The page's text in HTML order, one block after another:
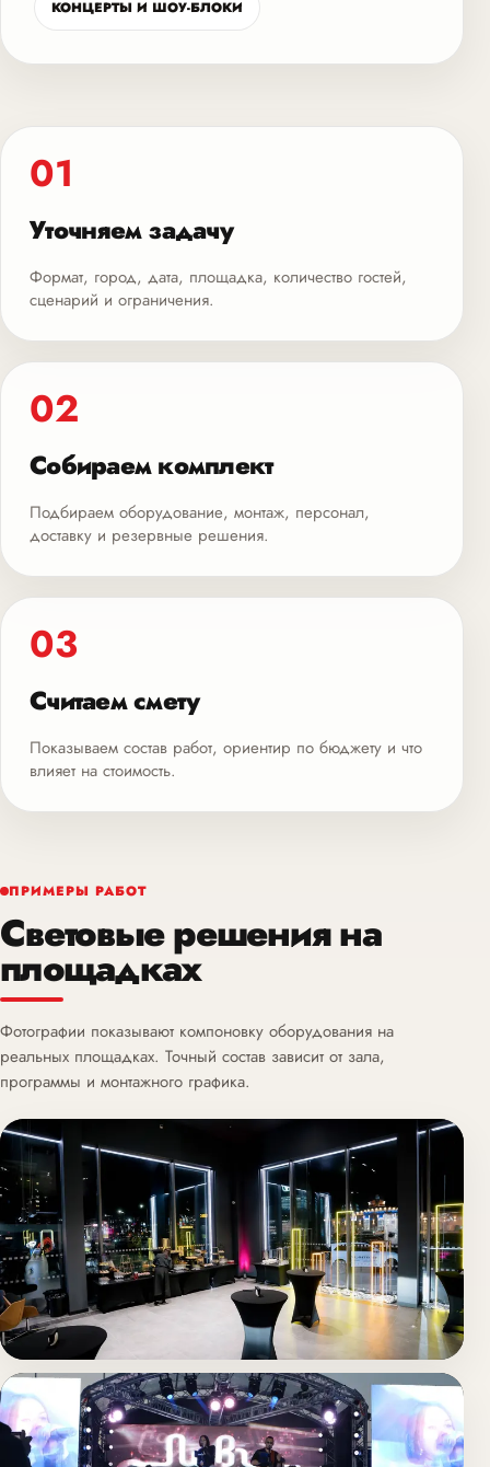
КОНЦЕРТЫ И ШОУ-БЛОКИ
01
Уточняем задачу
Формат, город, дата, площадка, количество гостей,
сценарий и ограничения.
02
Собираем комплект
Подбираем оборудование, монтаж, персонал,
доставку и резервные решения.
03
Считаем смету
Показываем состав работ, ориентир по бюджету и что
влияет на стоимость.
ПРИМЕРЫ РАБОТ
Световые решения на
площадках
Фотографии показывают компоновку оборудования на
реальных площадках. Точный состав зависит от зала,
программы и монтажного графика.